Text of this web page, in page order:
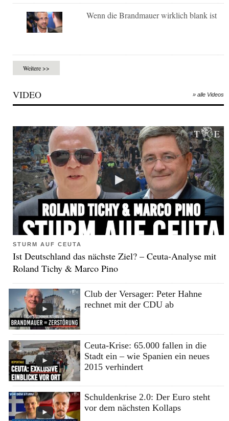
Wenn die Brandmauer wirklich blank ist
Weitere >>
VIDEO » alle Videos
STURM AUF CEUTA
Ist Deutschland das nächste Ziel? – Ceuta-Analyse mit
Roland Tichy & Marco Pino
Club der Versager: Peter Hahne
rechnet mit der CDU ab
Ceuta-Krise: 65.000 fallen in die
Stadt ein – wie Spanien ein neues
2015 verhindert
Schuldenkrise 2.0: Der Euro steht
vor dem nächsten Kollaps